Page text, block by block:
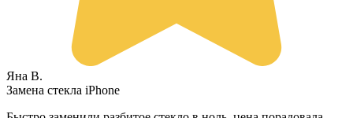
Яна В.
Замена стекла iPhone